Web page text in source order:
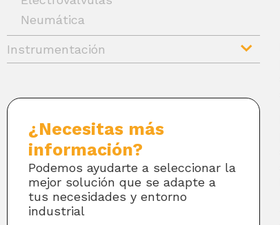
Neumática
Instrumentación
¿Necesitas más
información?
Podemos ayudarte a seleccionar la
mejor solución que se adapte a
tus necesidades y entorno
industrial